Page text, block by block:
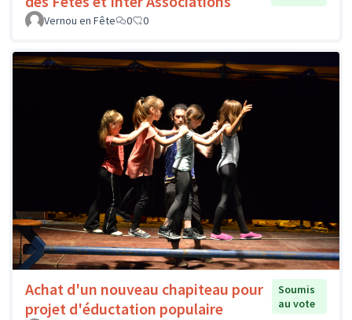
Vernou en Fête
0 0
Achat d'un nouveau chapiteau pour
projet d'éductation populaire
Soumis
au vote